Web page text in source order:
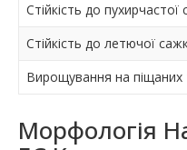
Стійкість до пухирчастої
Стійкість до летючої
Вирощування на піщаних
Морфологія